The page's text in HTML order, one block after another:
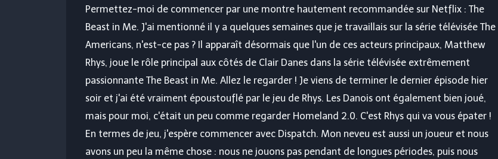
Permettez-moi de commencer par une montre hautement recommandée sur Netflix : The
Beast in Me. J'ai mentionné il y a quelques semaines que je travaillais sur la série télévisée The
Americans, n'est-ce pas ? Il apparaît désormais que l'un de ces acteurs principaux, Matthew
Rhys, joue le rôle principal aux côtés de Clair Danes dans la série télévisée extrêmement
passionnante The Beast in Me. Allez le regarder ! Je viens de terminer le dernier épisode hier
soir et j'ai été vraiment époustouflé par le jeu de Rhys. Les Danois ont également bien joué,
mais pour moi, c'était un peu comme regarder Homeland 2.0. C'est Rhys qui va vous épater !
En termes de jeu, j'espère commencer avec Dispatch. Mon neveu est aussi un joueur et nous
avons un peu la même chose : nous ne jouons pas pendant de longues périodes, puis nous